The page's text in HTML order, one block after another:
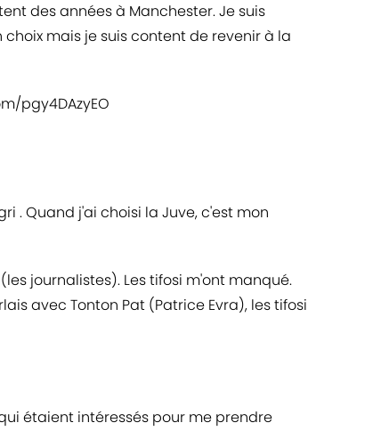
des années à Manchester. Je suis
mais je suis content de revenir à la
pgy4DAzyEO
. Quand j'ai choisi la Juve, c'est mon
journalistes). Les tifosi m'ont manqué.
avec Tonton Pat (Patrice Evra), les tifosi
étaient intéressés pour me prendre